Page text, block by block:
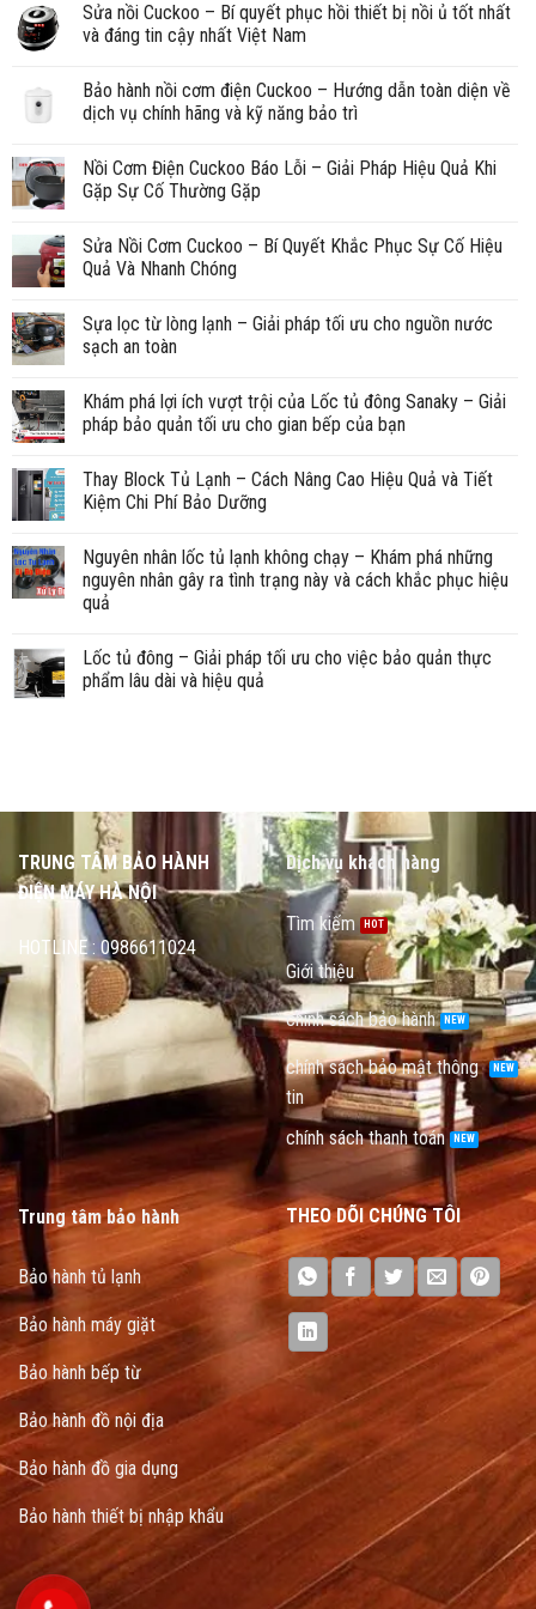
Sửa nồi Cuckoo – Bí quyết phục hồi thiết bị nồi ủ tốt nhất
và đáng tin cậy nhất Việt Nam
Bảo hành nồi cơm điện Cuckoo – Hướng dẫn toàn diện về
dịch vụ chính hãng và kỹ năng bảo trì
Nồi Cơm Điện Cuckoo Báo Lỗi – Giải Pháp Hiệu Quả Khi
Gặp Sự Cố Thường Gặp
Sửa Nồi Cơm Cuckoo – Bí Quyết Khắc Phục Sự Cố Hiệu
Quả Và Nhanh Chóng
Sựa lọc từ lòng lạnh – Giải pháp tối ưu cho nguồn nước
sạch an toàn
Khám phá lợi ích vượt trội của Lốc tủ đông Sanaky – Giải
pháp bảo quản tối ưu cho gian bếp của bạn
Thay Block Tủ Lạnh – Cách Nâng Cao Hiệu Quả và Tiết
Kiệm Chi Phí Bảo Dưỡng
Nguyên nhân lốc tủ lạnh không chạy – Khám phá những
nguyên nhân gây ra tình trạng này và cách khắc phục hiệu
quả
Lốc tủ đông – Giải pháp tối ưu cho việc bảo quản thực
phẩm lâu dài và hiệu quả
TRUNG TÂM BẢO HÀNH
ĐIỆN MÁY HÀ NỘI
HOTLINE : 0986611024
Dịch vụ khách hàng
Tìm kiếm
Giới thiệu
chính sách bảo hành
chính sách bảo mật thông
tin
chính sách thanh toán
Trung tâm bảo hành
Bảo hành tủ lạnh
Bảo hành máy giặt
Bảo hành bếp từ
Bảo hành đồ nội địa
Bảo hành đồ gia dụng
Bảo hành thiết bị nhập khẩu
THEO DÕI CHÚNG TÔI